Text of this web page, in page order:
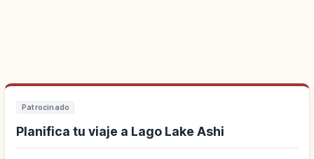
Patrocinado
Planifica tu viaje a Lago Lake Ashi